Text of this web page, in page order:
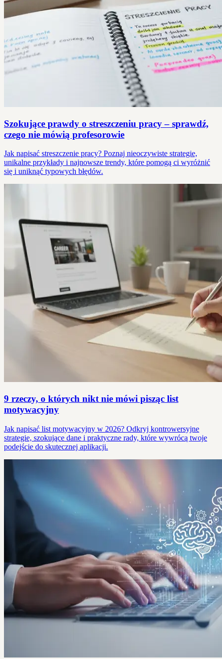
Szokujące prawdy o streszczeniu pracy – sprawdź,
czego nie mówią profesorowie
Jak napisać streszczenie pracy? Poznaj nieoczywiste strategie,
unikalne przykłady i najnowsze trendy, które pomogą ci wyróżnić
się i uniknąć typowych błędów.
9 rzeczy, o których nikt nie mówi pisząc list
motywacyjny
Jak napisać list motywacyjny w 2026? Odkryj kontrowersyjne
strategie, szokujące dane i praktyczne rady, które wywrócą twoje
podejście do skutecznej aplikacji.